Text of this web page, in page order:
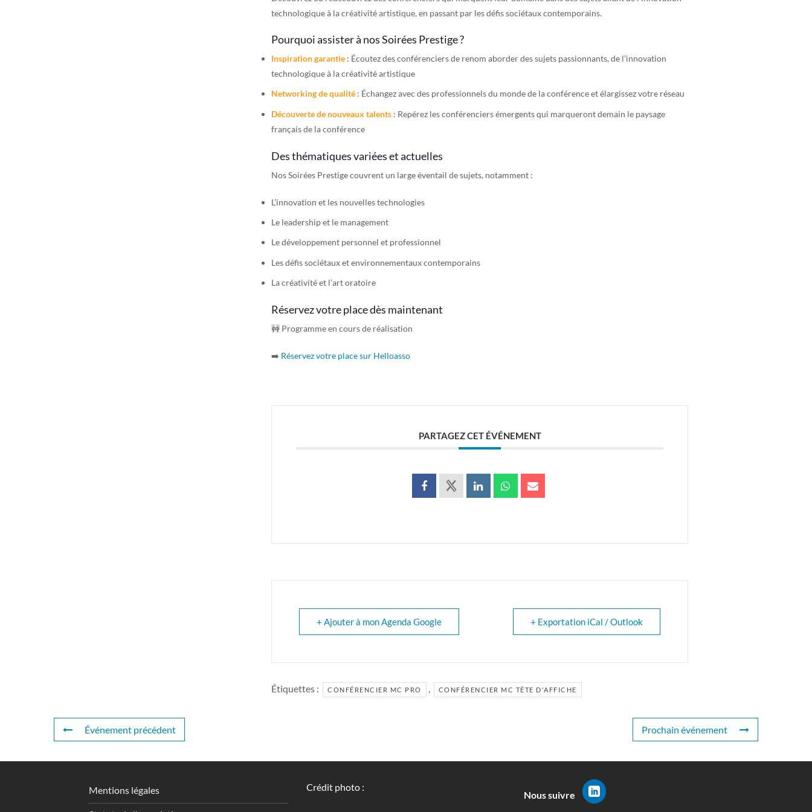
technologique à la créativité artistique, en passant par les défis sociétaux contemporains.
Pourquoi assister à nos Soirées Prestige ?
Inspiration garantie : Écoutez des conférenciers de renom aborder des sujets passionnants, de l’innovation
technologique à la créativité artistique
Networking de qualité : Échangez avec des professionnels du monde de la conférence et élargissez votre réseau
Découverte de nouveaux talents : Repérez les conférenciers émergents qui marqueront demain le paysage
français de la conférence
Des thématiques variées et actuelles
Nos Soirées Prestige couvrent un large éventail de sujets, notamment :
L’innovation et les nouvelles technologies
Le leadership et le management
Le développement personnel et professionnel
Les défis sociétaux et environnementaux contemporains
La créativité et l’art oratoire
Réservez votre place dès maintenant
🚧 Programme en cours de réalisation
➡️ Réservez votre place sur Helloasso
PARTAGEZ CET ÉVÉNEMENT
+ Ajouter à mon Agenda Google + Exportation iCal / Outlook
Étiquettes : CONFÉRENCIER MC PRO , CONFÉRENCIER MC TÊTE D'AFFICHE
Événement précédent Prochain événement
Mentions légales Crédit photo :
Nous suivre